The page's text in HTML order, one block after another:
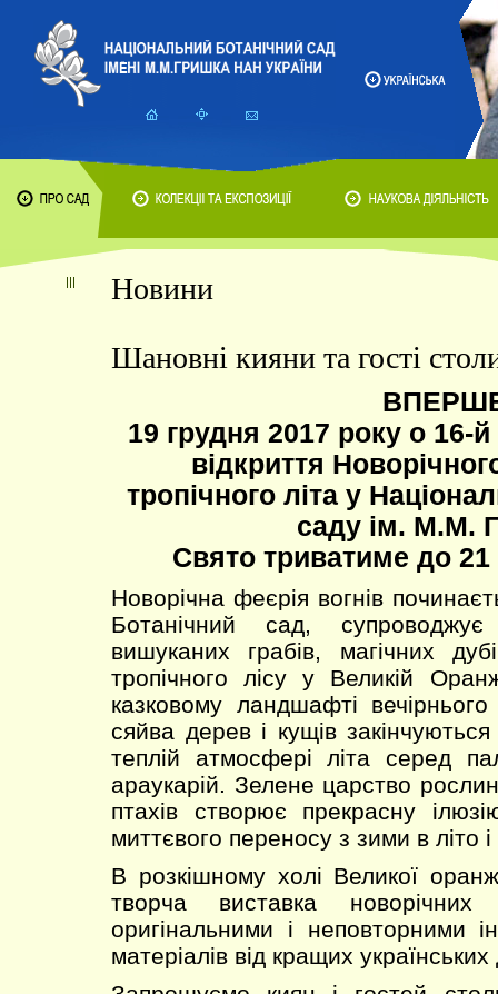
Новини
Шановні кияни та гості
19 грудня 2017 року о 16-й
відкриття
тропічного літа у
саду ім. М.М.
Свято триватиме до 21
Новорічна феєрія вогнів
Ботанічний сад,
вишуканих грабів, магічних
тропічного лісу у Великій
казковому ландшафті
сяйва дерев і кущів
теплій атмосфері літа серед
араукарій. Зелене царство
птахів створює прекрасну
миттєвого переносу з зими в літо
В розкішному холі Великої
творча виставка новорічних
оригінальними і неповторними
матеріалів від кращих